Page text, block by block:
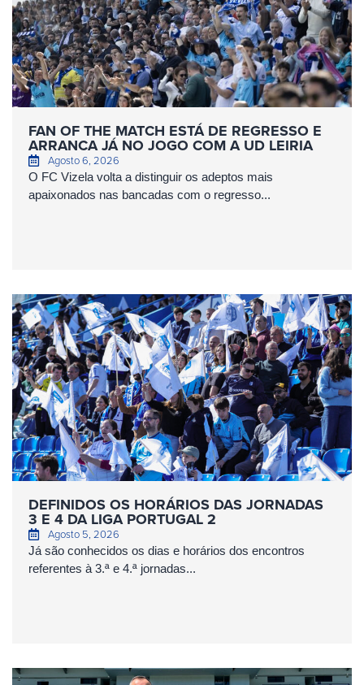
FAN OF THE MATCH ESTÁ DE REGRESSO E
ARRANCA JÁ NO JOGO COM A UD LEIRIA
Agosto 6, 2026
O FC Vizela volta a distinguir os adeptos mais
apaixonados nas bancadas com o regresso...
DEFINIDOS OS HORÁRIOS DAS JORNADAS
3 E 4 DA LIGA PORTUGAL 2
Agosto 5, 2026
Já são conhecidos os dias e horários dos encontros
referentes à 3.ª e 4.ª jornadas...